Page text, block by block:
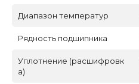
Диапазон температур
Рядность подшипника
Уплотнение (расшифровк
а)